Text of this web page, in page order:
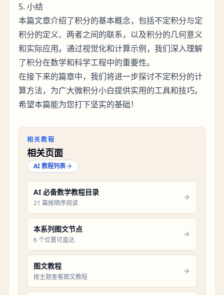
5. 小结
本篇文章介绍了积分的基本概念，包括不定积分与定
积分的定义、两者之间的联系，以及积分的几何意义
和实际应用。通过视觉化和计算示例，我们深入理解
了积分在数学和科学工程中的重要性。
在接下来的篇章中，我们将进一步探讨不定积分的计
算方法，为广大微积分小白提供实用的工具和技巧。
希望本篇能为您打下坚实的基础！
相关教程
相关页面
AI 教程列表
AI 必备数学教程目录
21 篇按顺序阅读
本系列图文节点
6 个位置可直达
图文教程
按主题查看图文教程